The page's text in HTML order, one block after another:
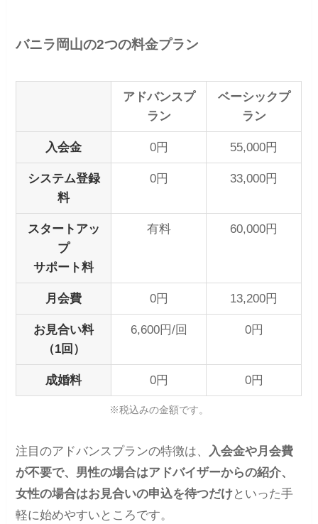
バニラ岡山の2つの料金プラン
アドバンスプ
ラン
ベーシックプ
ラン
入会金 0円 55,000円
システム登録
料
0円 33,000円
スタートアッ
プ
サポート料
有料 60,000円
月会費 0円 13,200円
お見合い料
（1回）
6,600円/回 0円
成婚料 0円 0円
※税込みの金額です。
注目のアドバンスプランの特徴は、
入会金や月会費
が不要で、男性の場合はアドバイザーからの紹介、
女性の場合はお見合いの申込を待つだけといった手
軽に始めやすいところです。